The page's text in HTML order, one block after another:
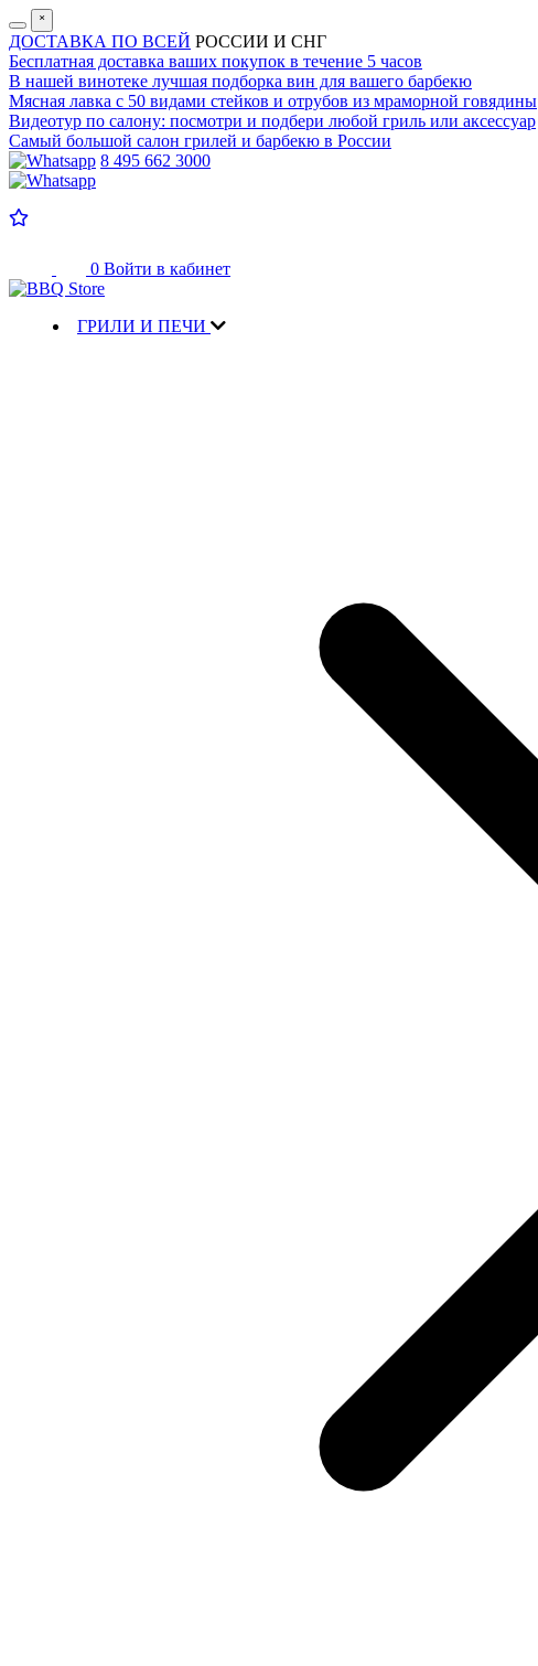
˟
ДОСТАВКА ПО ВСЕЙ РОССИИ И СНГ
Бесплатная доставка ваших покупок в течение 5 часов
В нашей винотеке лучшая подборка вин для вашего барбекю
Мясная лавка с 50 видами стейков и отрубов из мраморной говядины
Видеотур по салону: посмотри и подбери любой гриль или аксессуар
Самый большой салон грилей и барбекю в России
8 495 662 3000
0 Войти в кабинет
ГРИЛИ И ПЕЧИ